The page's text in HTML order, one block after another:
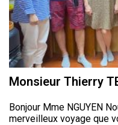
Monsieur Thierry
Bonjour Mme NGUYEN
merveilleux voyage que